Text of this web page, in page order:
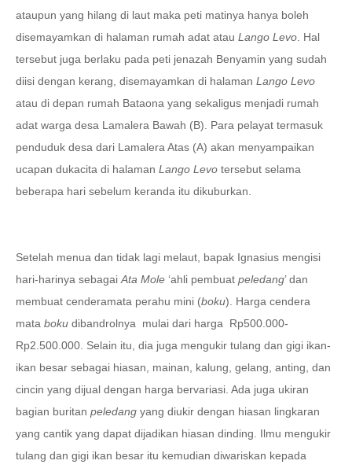
ataupun yang hilang di laut maka peti matinya hanya boleh
disemayamkan di halaman rumah adat atau Lango Levo . Hal
tersebut juga berlaku pada peti jenazah Benyamin yang sudah
diisi dengan kerang, disemayamkan di halaman Lango Levo
atau di depan rumah Bataona yang sekaligus menjadi rumah
adat warga desa Lamalera Bawah (B). Para pelayat termasuk
penduduk desa dari Lamalera Atas (A) akan menyampaikan
ucapan dukacita di halaman Lango Levo tersebut selama
beberapa hari sebelum keranda itu dikuburkan.
Setelah menua dan tidak lagi melaut, bapak Ignasius mengisi
hari-harinya sebagai Ata Mole ‘ahli pembuat peledang’ dan
membuat cenderamata perahu mini (boku). Harga cendera
mata boku dibandrolnya mulai dari harga
Rp500.000-
Rp2.500.000. Selain itu, dia juga mengukir tulang dan gigi ikan-
ikan besar sebagai hiasan, mainan, kalung, gelang, anting, dan
cincin yang dijual dengan harga bervariasi. Ada juga ukiran
bagian buritan peledang yang diukir dengan hiasan lingkaran
yang cantik yang dapat dijadikan hiasan dinding. Ilmu mengukir
tulang dan gigi ikan besar itu kemudian diwariskan kepada